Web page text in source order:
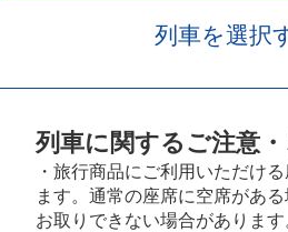
列車を選択
列車に関するご注意
・旅行商品にご利用いただけ
ます。通常の座席に空席があ
お取りできない場合があります